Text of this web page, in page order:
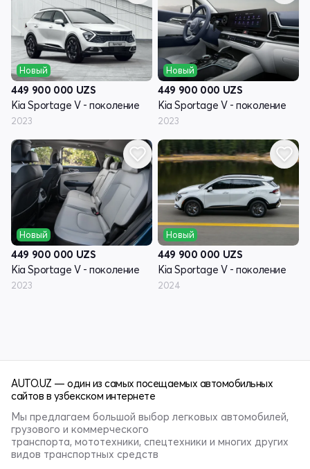
Новый
449 900 000 UZS
Kia Sportage V - поколение
2023
Новый
449 900 000 UZS
Kia Sportage V - поколение
2023
Новый
449 900 000 UZS
Kia Sportage V - поколение
2023
Новый
449 900 000 UZS
Kia Sportage V - поколение
2024
AUTO.UZ — один из самых посещаемых автомобильных
сайтов в узбекском интернете
Мы предлагаем большой выбор легковых автомобилей,
грузового и коммерческого
транспорта, мототехники, спецтехники и многих других
видов транспортных средств